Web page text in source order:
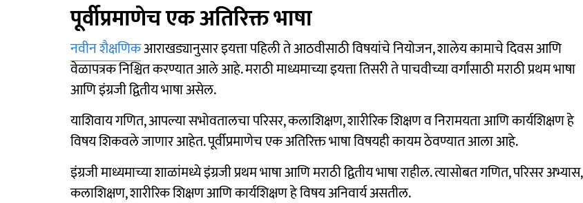
पूर्वीप्रमाणेच एक अतिरिक्त भाषा
नवीन शैक्षणिकआराखड्यानुसार इयत्ता पहिली ते आठवीसाठी विषयांचे नियोजन, शालेय कामाचे दिवस आणि
वेळापत्रक निश्चित करण्यात आले आहे. मराठी माध्यमाच्या इयत्ता तिसरी ते पाचवीच्या वर्गांसाठी मराठी प्रथम भाषा
आणि इंग्रजी द्वितीय भाषा असेल.
याशिवाय गणित, आपल्या सभोवतालचा परिसर, कलाशिक्षण, शारीरिक शिक्षण व निरामयता आणि कार्यशिक्षण हे
विषय शिकवले जाणार आहेत. पूर्वीप्रमाणेच एक अतिरिक्त भाषा विषयही कायम ठेवण्यात आला आहे.
इंग्रजी माध्यमाच्या शाळांमध्ये इंग्रजी प्रथम भाषा आणि मराठी द्वितीय भाषा राहील. त्यासोबत गणित, परिसर अभ्यास,
कलाशिक्षण, शारीरिक शिक्षण आणि कार्यशिक्षण हे विषय अनिवार्य असतील.